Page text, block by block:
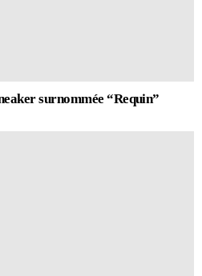
surnommée “Requin”